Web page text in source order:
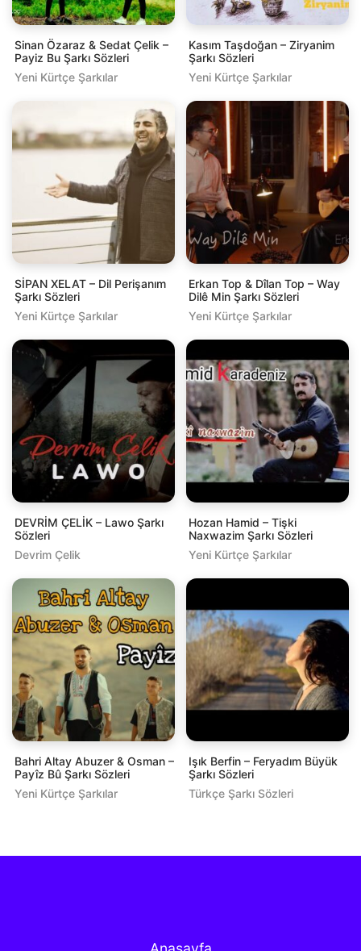
Sinan Özaraz & Sedat Çelik –
Payiz Bu Şarkı Sözleri
Yeni Kürtçe Şarkılar
Kasım Taşdoğan – Ziryanim
Şarkı Sözleri
Yeni Kürtçe Şarkılar
SİPAN XELAT – Dil Perişanım
Şarkı Sözleri
Yeni Kürtçe Şarkılar
Erkan Top & Dîlan Top – Way
Dilê Min Şarkı Sözleri
Yeni Kürtçe Şarkılar
DEVRİM ÇELİK – Lawo Şarkı
Sözleri
Devrim Çelik
Hozan Hamid – Tişki
Naxwazim Şarkı Sözleri
Yeni Kürtçe Şarkılar
Bahri Altay Abuzer & Osman –
Payîz Bû Şarkı Sözleri
Yeni Kürtçe Şarkılar
Işık Berfin – Feryadım Büyük
Şarkı Sözleri
Türkçe Şarkı Sözleri